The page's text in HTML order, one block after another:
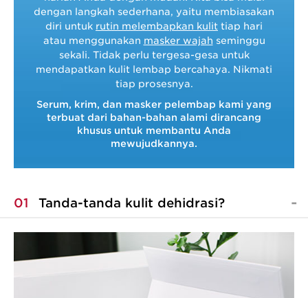
dengan langkah sederhana, yaitu membiasakan
diri untuk rutin melembapkan kulit tiap hari
atau menggunakan masker wajah seminggu
sekali. Tidak perlu tergesa-gesa untuk
mendapatkan kulit lembap bercahaya. Nikmati
tiap prosesnya.
Serum, krim, dan masker pelembap kami yang
terbuat dari bahan-bahan alami dirancang
khusus untuk membantu Anda
mewujudkannya.
01 Tanda-tanda kulit dehidrasi?